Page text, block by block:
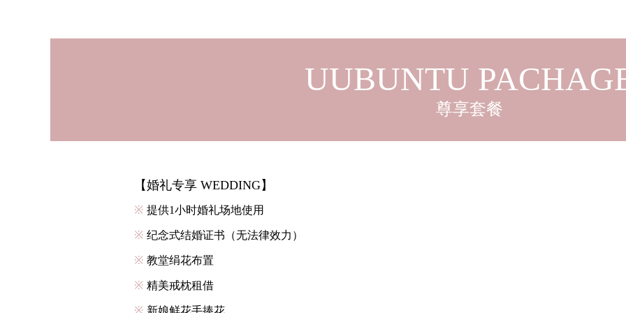
UUBUNTU
尊享套餐
【婚礼专享 WEDDING】
※ 提供1小时婚礼场地使用
※ 纪念式结婚证书（无法律效力）
※ 教堂绢花布置
※ 精美戒枕租借
※ 新娘鲜花手捧花